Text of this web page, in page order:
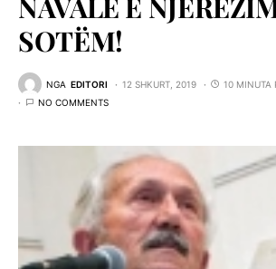
NAVALE E
SOTËM!
NGA EDITORI 12 SHKURT, 2019
10 MINUTA
NO COMMENTS